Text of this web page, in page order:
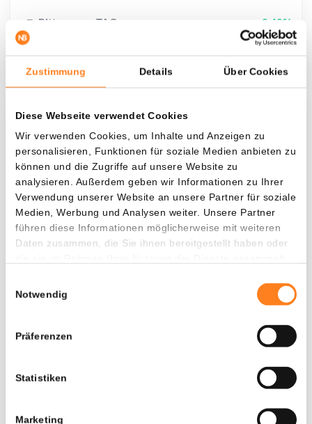
Zustimmung Details Über Cookies
Diese Webseite verwendet Cookies
Wir verwenden Cookies, um Inhalte und Anzeigen zu
personalisieren, Funktionen für soziale Medien anbieten zu
können und die Zugriffe auf unsere Website zu
analysieren. Außerdem geben wir Informationen zu Ihrer
Verwendung unserer Website an unsere Partner für soziale
Medien, Werbung und Analysen weiter. Unsere Partner
führen diese Informationen möglicherweise mit weiteren
Daten zusammen, die Sie ihnen bereitgestellt haben oder
Notwendig
Präferenzen
Statistiken
Marketing
Was, wenn ich...?
Zie hoeveel waarde je vandaag zou hebben als
je dollar-cost averaging had toegepast op
verschillende cryptocurrencies.
Hätte investiert In
$
Bittensor TAO 8,40%
Ethereum ETH 0,20%